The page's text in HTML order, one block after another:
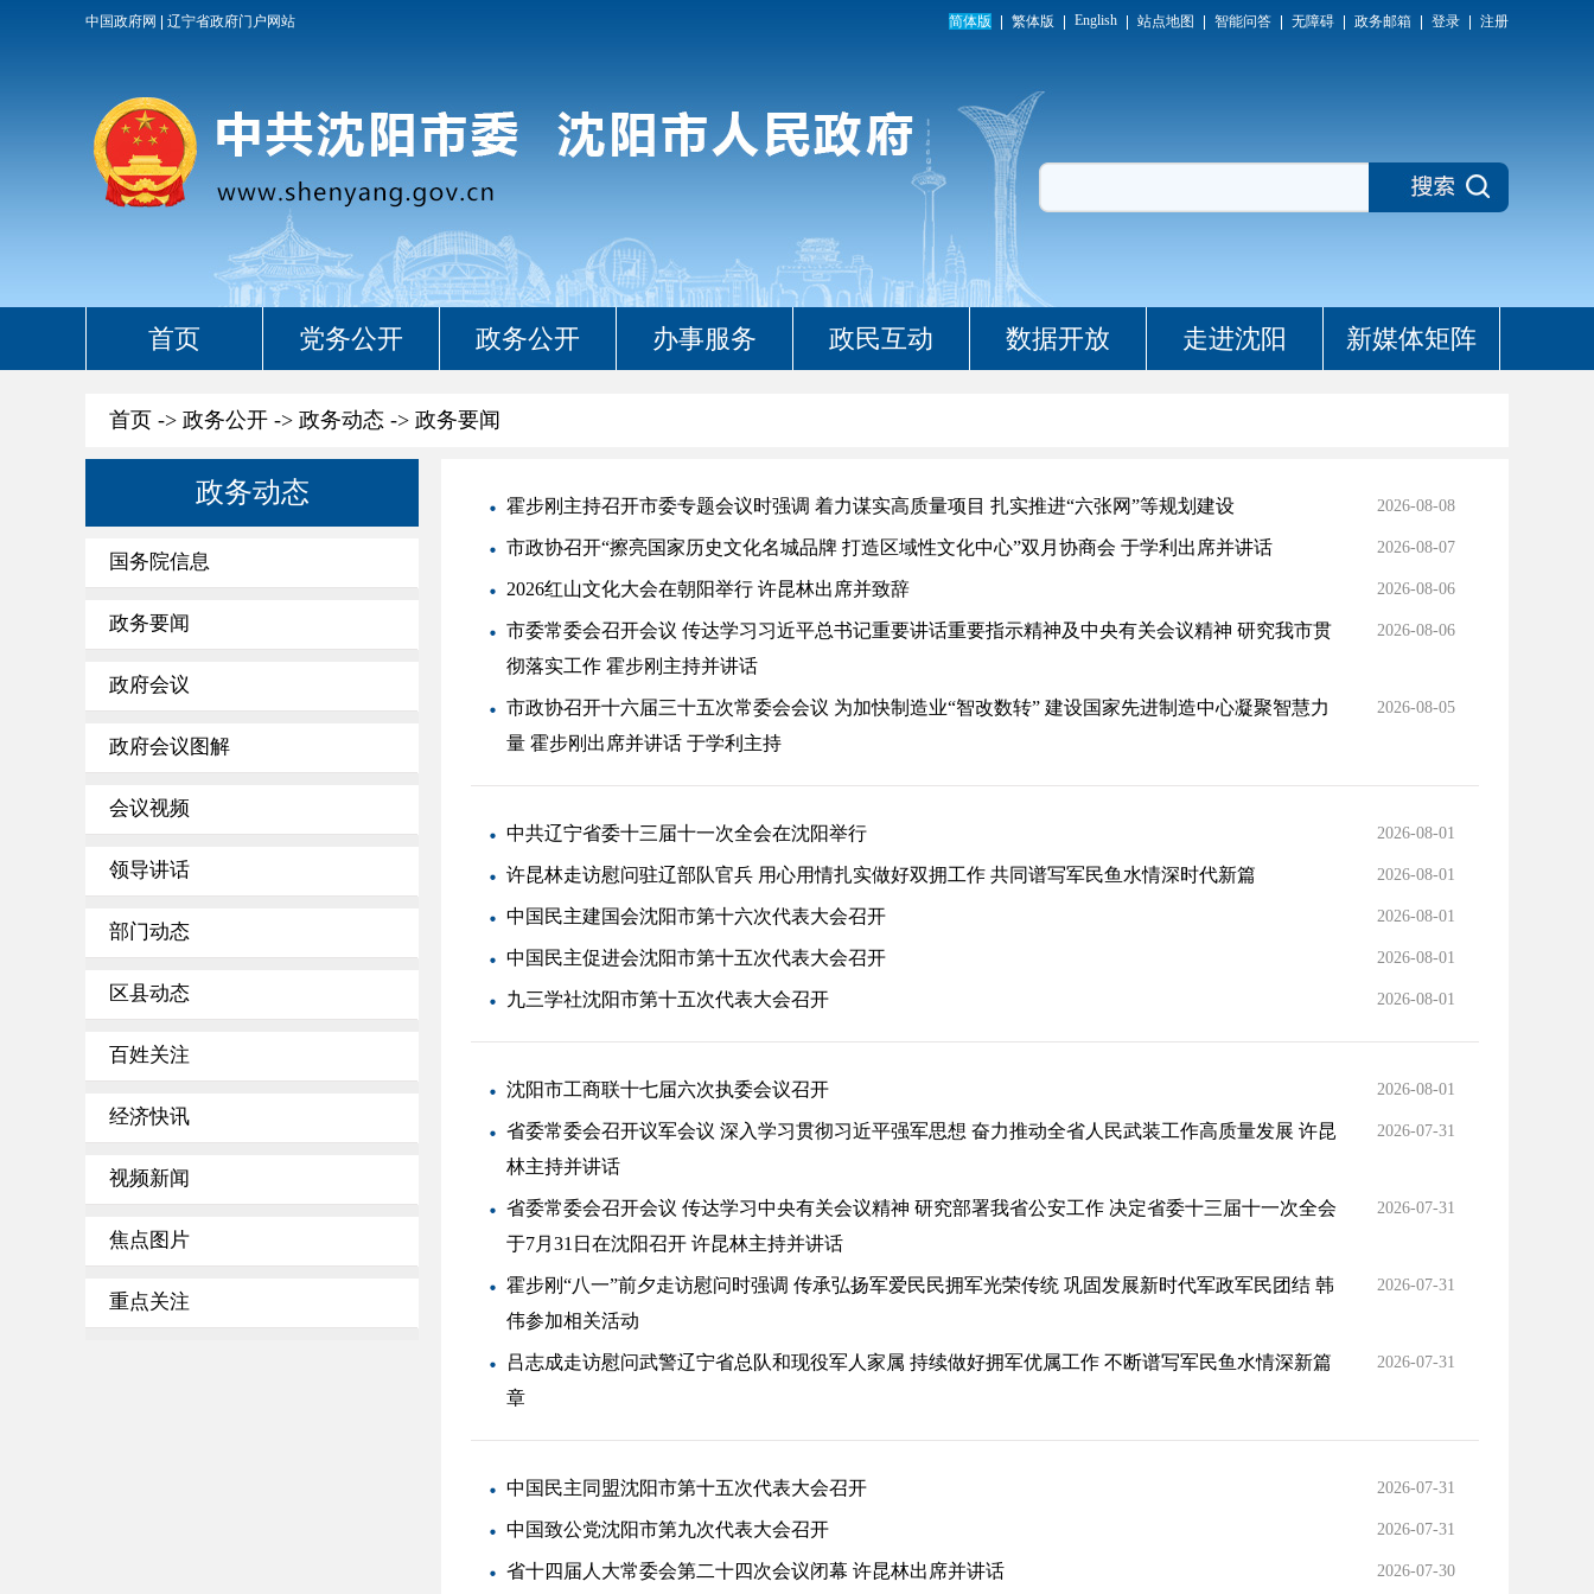
中国政府网 辽宁省政府门户网站 简体版 繁体版 English 站点地图 智能问答 无障碍 政务邮箱 登录 注册
首页 党务公开 政务公开 办事服务 政民互动 数据开放 走进沈阳 新媒体矩阵
首页 -> 政务公开 -> 政务动态 -> 政务要闻
政务动态
国务院信息
政务要闻
政府会议
政府会议图解
会议视频
领导讲话
部门动态
区县动态
百姓关注
经济快讯
视频新闻
焦点图片
重点关注
霍步刚主持召开市委专题会议时强调 着力谋实高质量项目 扎实推进“六张网”等规划建设 2026-08-08
市政协召开“擦亮国家历史文化名城品牌 打造区域性文化中心”双月协商会 于学利出席并讲话 2026-08-07
2026红山文化大会在朝阳举行 许昆林出席并致辞 2026-08-06
市委常委会召开会议 传达学习习近平总书记重要讲话重要指示精神及中央有关会议精神 研究我市贯
彻落实工作 霍步刚主持并讲话
2026-08-06
市政协召开十六届三十五次常委会会议 为加快制造业“智改数转” 建设国家先进制造中心凝聚智慧力
量 霍步刚出席并讲话 于学利主持
2026-08-05
中共辽宁省委十三届十一次全会在沈阳举行 2026-08-01
许昆林走访慰问驻辽部队官兵 用心用情扎实做好双拥工作 共同谱写军民鱼水情深时代新篇 2026-08-01
中国民主建国会沈阳市第十六次代表大会召开 2026-08-01
中国民主促进会沈阳市第十五次代表大会召开 2026-08-01
九三学社沈阳市第十五次代表大会召开 2026-08-01
沈阳市工商联十七届六次执委会议召开 2026-08-01
省委常委会召开议军会议 深入学习贯彻习近平强军思想 奋力推动全省人民武装工作高质量发展 许昆
林主持并讲话
2026-07-31
省委常委会召开会议 传达学习中央有关会议精神 研究部署我省公安工作 决定省委十三届十一次全会
于7月31日在沈阳召开 许昆林主持并讲话
2026-07-31
霍步刚“八一”前夕走访慰问时强调 传承弘扬军爱民民拥军光荣传统 巩固发展新时代军政军民团结 韩
伟参加相关活动
2026-07-31
吕志成走访慰问武警辽宁省总队和现役军人家属 持续做好拥军优属工作 不断谱写军民鱼水情深新篇
章
2026-07-31
中国民主同盟沈阳市第十五次代表大会召开 2026-07-31
中国致公党沈阳市第九次代表大会召开 2026-07-31
省十四届人大常委会第二十四次会议闭幕 许昆林出席并讲话 2026-07-30